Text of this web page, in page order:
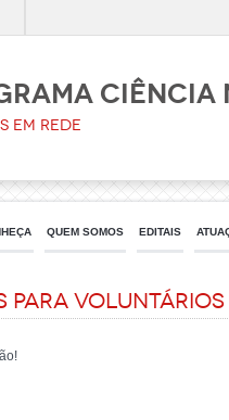
CIÊNCIA
em Rede
QUEM SOMOS EDITAIS
para voluntários